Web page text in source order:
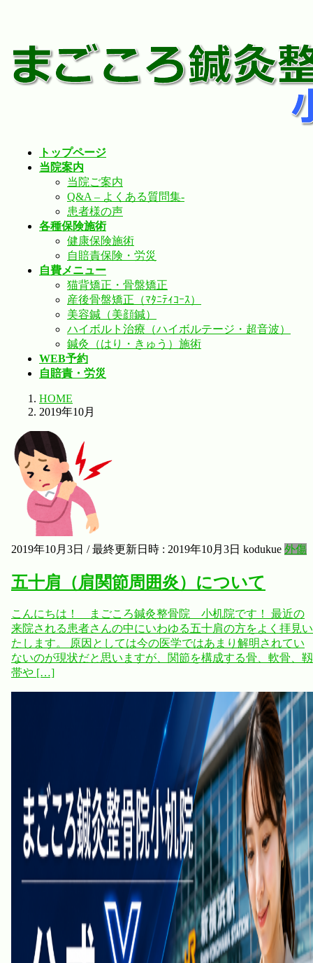
ン
テ
ビ
ゲ
トップページ
当院案内
当院ご案内
Q&A – よくある質問集-
患者様の声
各種保険施術
健康保険施術
自賠責保険・労災
自費メニュー
猫背矯正・骨盤矯正
産後骨盤矯正（ﾏﾀﾆﾃｨｺｰｽ）
美容鍼（美顔鍼）
ハイボルト治療（ハイボルテージ・超音波）
鍼灸（はり・きゅう）施術
WEB予約
自賠責・労災
HOME
2019年10月
2019年10月3日 / 最終更新日時 : 2019年10月3日 kodukue 外傷
五十肩（肩関節周囲炎）について
こんにちは！ まごころ鍼灸整骨院 小机院です！ 最近の
来院される患者さんの中にいわゆる五十肩の方をよく拝見い
たします。 原因としては今の医学ではあまり解明されてい
ないのが現状だと思いますが、関節を構成する骨、軟骨、靱
帯や […]